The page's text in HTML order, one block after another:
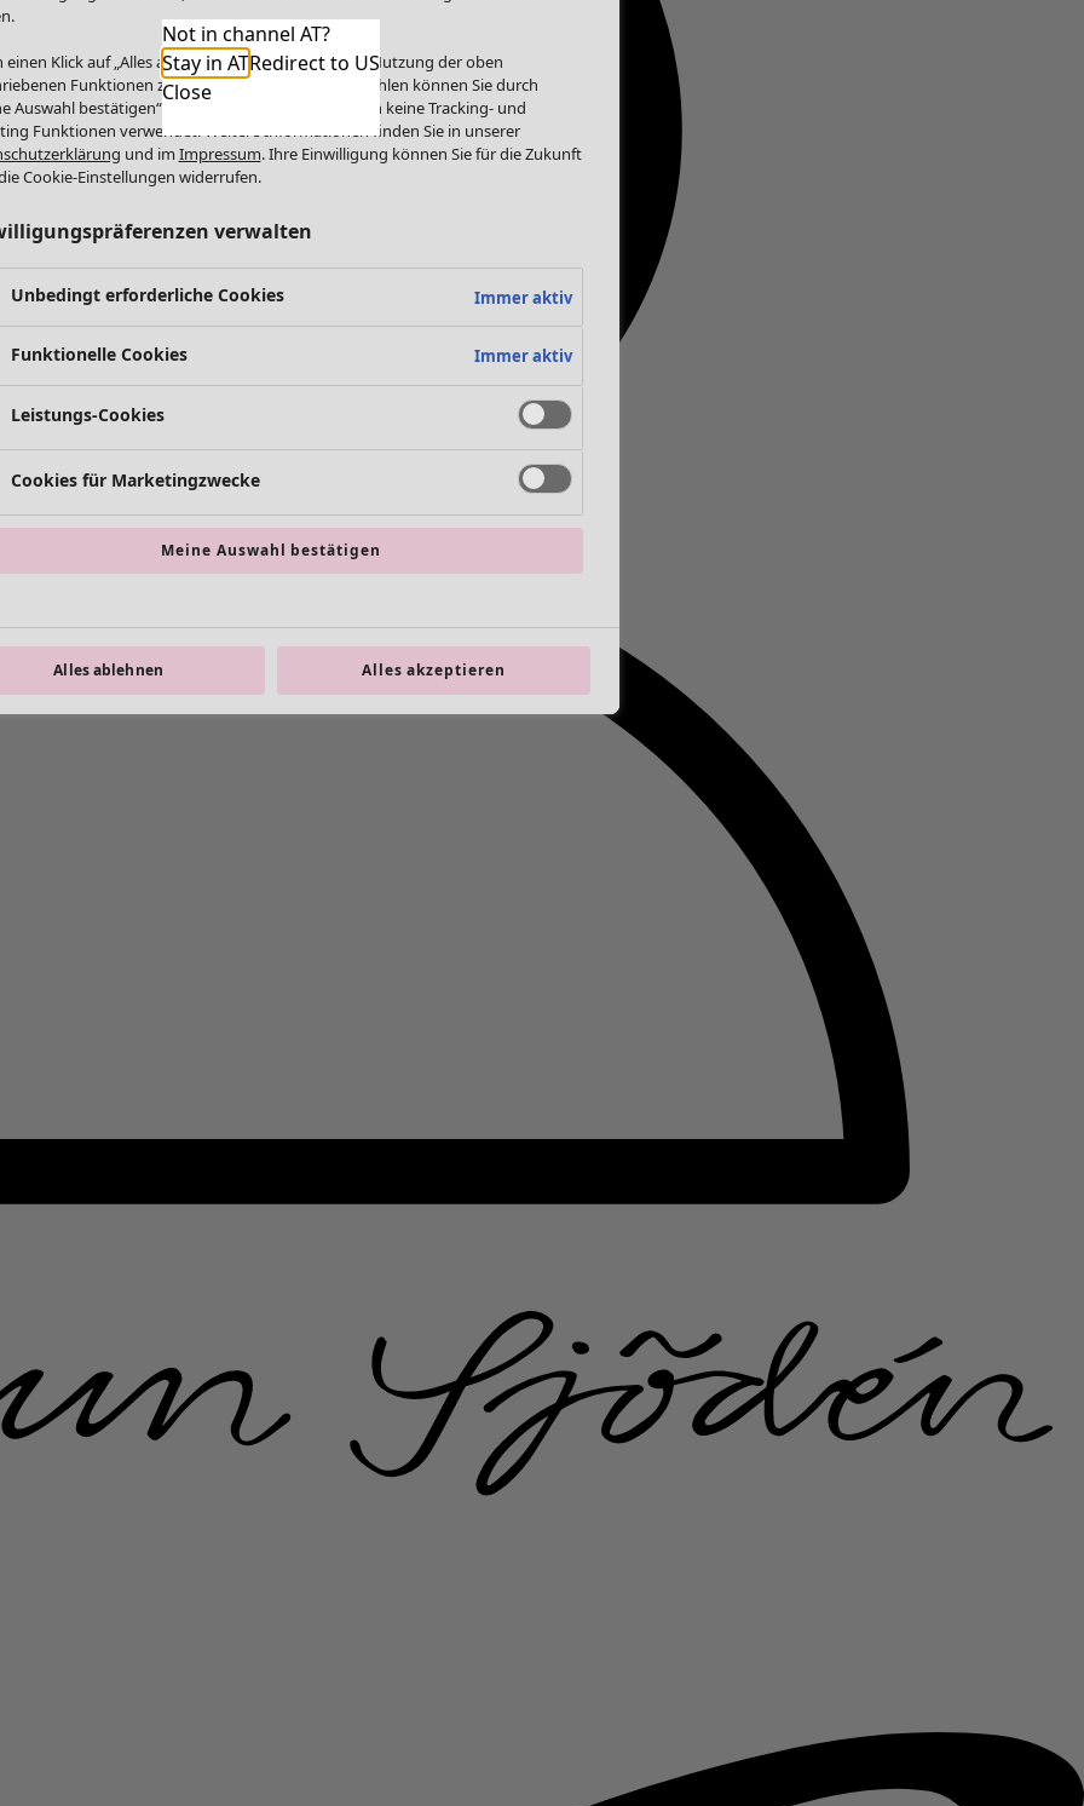
Not in channel AT?
Stay in ATRedirect to US
Close
einen Klick auf „Alles akzeptieren“ stimmen Sie der Nutzung der oben
Funktionen zu. Einzelne Funktionen auswählen können Sie durch
Auswahl bestätigen“. Über „Alles ablehnen“ werden keine Tracking- und
Funktionen verwendet. Weitere Informationen finden Sie in unserer
und im Impressum. Ihre Einwilligung können Sie für die Zukunft
Cookie-Einstellungen widerrufen.
verwalten
Unbedingt erforderliche Cookies Immer aktiv
Funktionelle Cookies Immer aktiv
Leistungs-Cookies
Cookies für Marketingzwecke
Meine Auswahl bestätigen
Alles ablehnen Alles akzeptieren